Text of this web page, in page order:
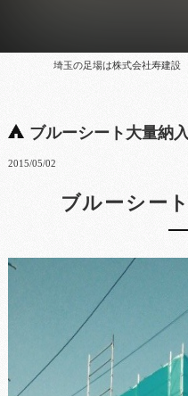
埼玉の足場は株式会社寿建設
ブルーシート大量納入
2015/05/02
ブルーシー